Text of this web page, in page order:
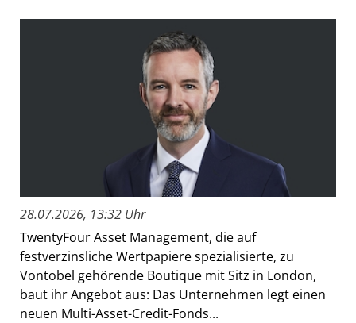
28.07.2026, 13:32 Uhr
TwentyFour Asset Management, die auf
festverzinsliche Wertpapiere spezialisierte, zu
Vontobel gehörende Boutique mit Sitz in London,
baut ihr Angebot aus: Das Unternehmen legt einen
neuen Multi-Asset-Credit-Fonds...